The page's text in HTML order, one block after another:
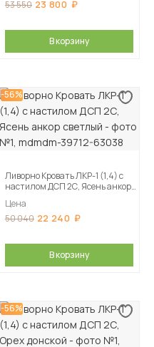
53 550 23 800
В корзину
-56%
Ливорно Кровать ЛКР-1 (1,4) с
настилом ДСП 2С, Ясень анкор
Цена
50 040 22 240
В корзину
-56%